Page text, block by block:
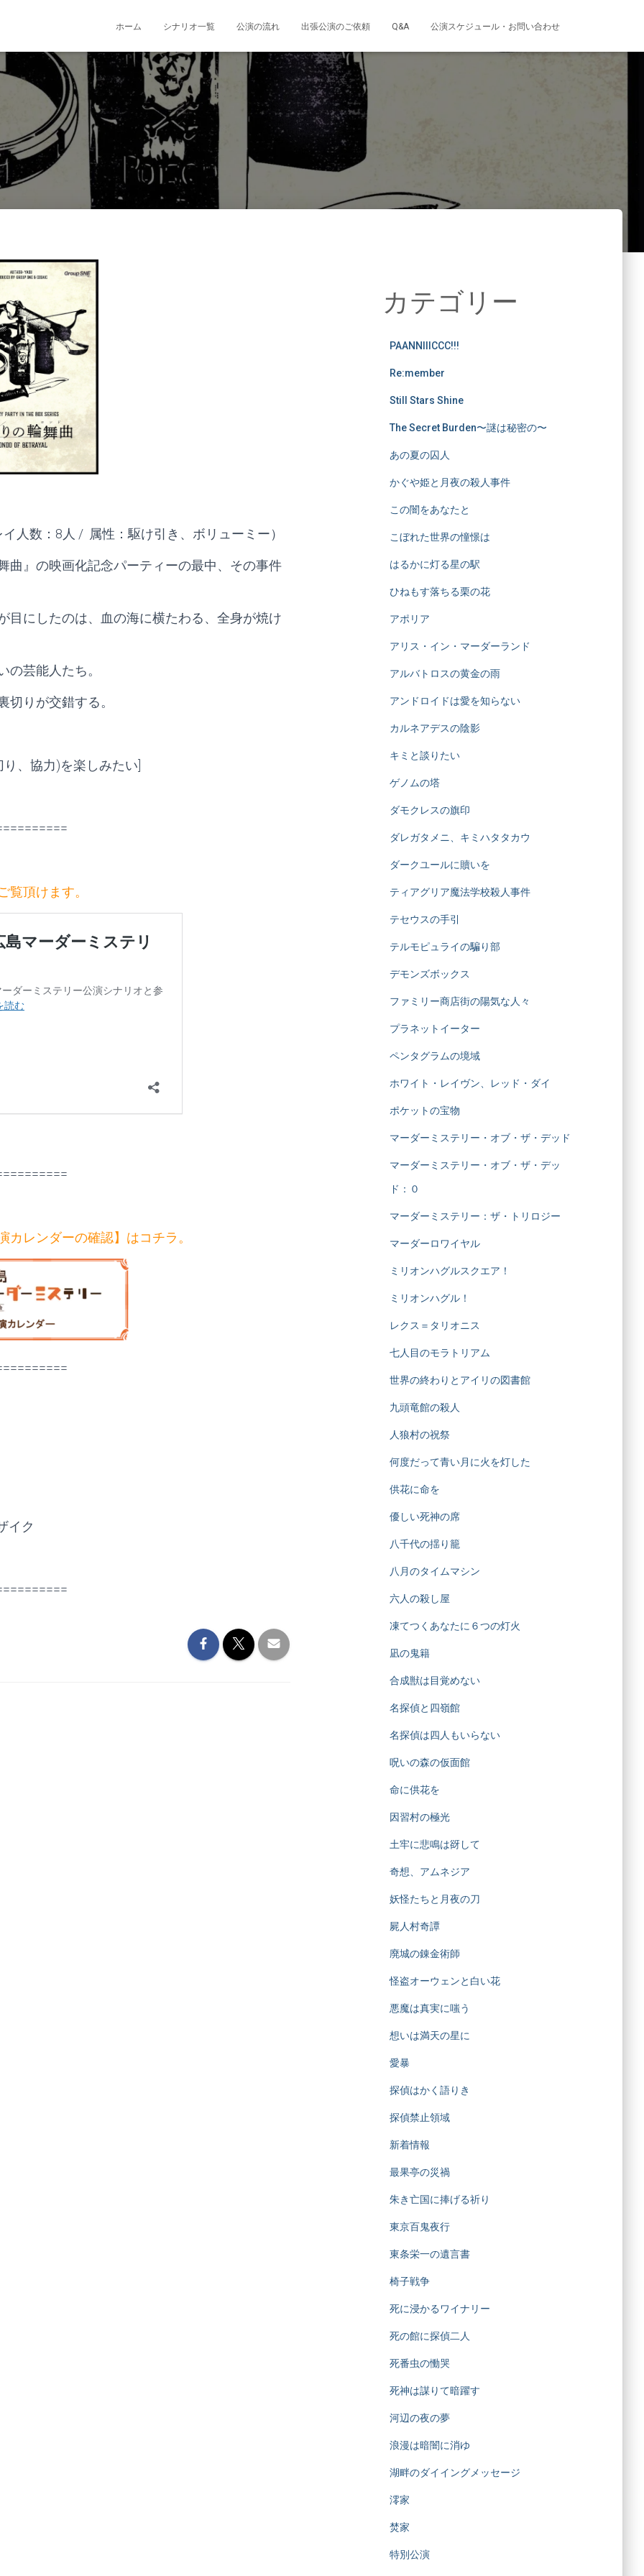
ホーム シナリオ一覧 公演の流れ 出張公演のご依頼 Q&A 公演スケジュール・お問い合わせ
イ人数：8人 / 属性：駆け引き、ボリューミー）
曲』の映画化記念パーティーの最中、その事件
目にしたのは、血の海に横たわる、全身が焼け
芸能人たち。
切りが交錯する。
、協力)を楽しみたい]
覧頂けます。
レンダーの確認】はコチラ。
イク
カテゴリー
PAANNIIICCC!!!
Re:member
Still Stars Shine
The Secret Burden〜謎は秘密の〜
あの夏の囚人
かぐや姫と月夜の殺人事件
この闇をあなたと
こぼれた世界の憧憬は
はるかに灯る星の駅
ひねもす落ちる栗の花
アポリア
アリス・イン・マーダーランド
アルバトロスの黄金の雨
アンドロイドは愛を知らない
カルネアデスの陰影
キミと談りたい
ゲノムの塔
ダモクレスの旗印
ダレガタメニ、キミハタタカウ
ダークユールに贖いを
ティアグリア魔法学校殺人事件
テセウスの手引
テルモピュライの騙り部
デモンズボックス
ファミリー商店街の陽気な人々
プラネットイーター
ペンタグラムの境域
ホワイト・レイヴン、レッド・ダイ
ポケットの宝物
マーダーミステリー・オブ・ザ・デッド
マーダーミステリー・オブ・ザ・デッ
ド：０
マーダーミステリー：ザ・トリロジー
マーダーロワイヤル
ミリオンハグルスクエア！
ミリオンハグル！
レクス＝タリオニス
七人目のモラトリアム
世界の終わりとアイリの図書館
九頭竜館の殺人
人狼村の祝祭
何度だって青い月に火を灯した
供花に命を
優しい死神の席
八千代の揺り籠
八月のタイムマシン
六人の殺し屋
凍てつくあなたに６つの灯火
凪の鬼籍
合成獣は目覚めない
名探偵と四嶺館
名探偵は四人もいらない
呪いの森の仮面館
命に供花を
因習村の極光
土牢に悲鳴は谺して
奇想、アムネジア
妖怪たちと月夜の刀
屍人村奇譚
廃城の錬金術師
怪盗オーウェンと白い花
悪魔は真実に嗤う
想いは満天の星に
愛暴
探偵はかく語りき
探偵禁止領域
新着情報
最果亭の災禍
朱き亡国に捧げる祈り
東京百鬼夜行
東条栄一の遺言書
椅子戦争
死に浸かるワイナリー
死の館に探偵二人
死番虫の慟哭
死神は謀りて暗躍す
河辺の夜の夢
浪漫は暗闇に消ゆ
湖畔のダイイングメッセージ
澪家
焚家
特別公演